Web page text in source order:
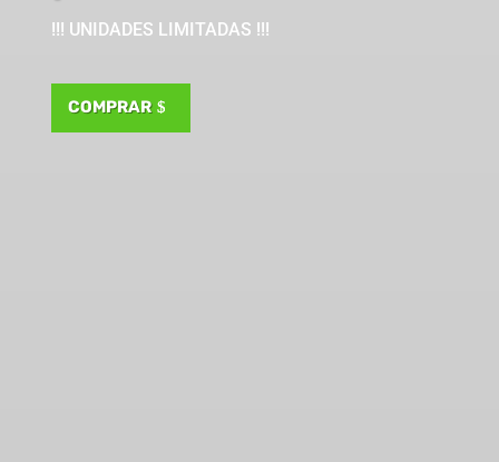
!!! UNIDADES LIMITADAS !!!
COMPRAR